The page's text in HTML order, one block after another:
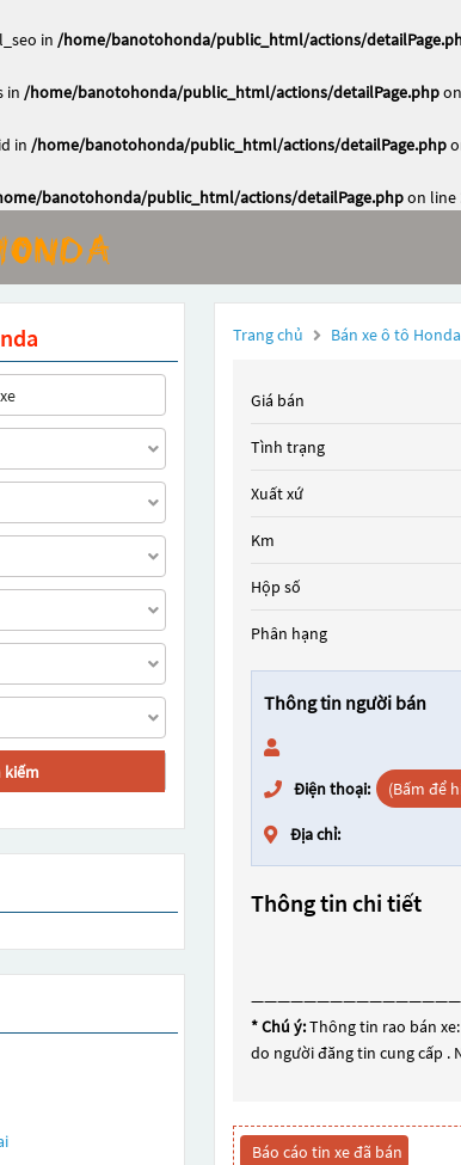
in /home/banotohonda/public_html/actions/
in /home/banotohonda/public_html/actions/detailPage.php
in /home/banotohonda/public_html/actions/detailPage.php
banotohonda/public_html/actions/detailPage.phpon line
Trang chủ Bán xe ô tô Honda
Giá bán
Tình trạng
Xuất xứ
Km
Hộp số
Phân hạng
Thông tin người bán
Điện thoại: (Bấm để
Địa chỉ:
Thông tin chi tiết
* Chú ý:Thông tin rao bán
do người đăng tin cung cấp .
Báo cáo tin xe đã bán
kiếm